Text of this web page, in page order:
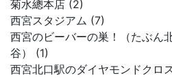
菊水總本店 (2)
西宮スタジアム (7)
西宮のビーバーの巣！（たぶん
谷） (1)
西宮北口駅のダイヤモンドクロ